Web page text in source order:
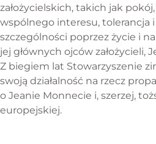
założycielskich, takich jak
wspólnego interesu, tolerancja
szczególności poprzez życie i
jej głównych ojców założycieli,
Z biegiem lat Stowarzyszenie
swoją działalność na rzecz
o Jeanie Monnecie i, szerzej,
europejskiej.